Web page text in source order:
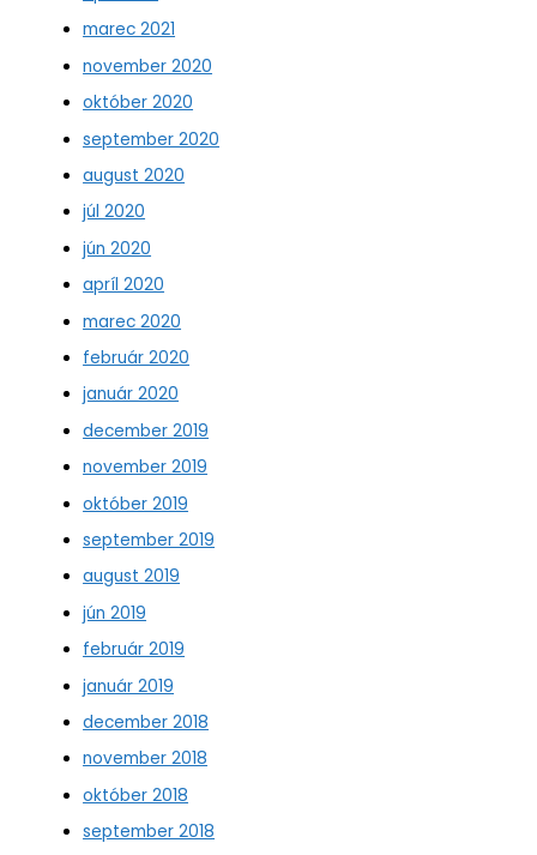
marec 2021
november 2020
október 2020
september 2020
august 2020
júl 2020
jún 2020
apríl 2020
marec 2020
február 2020
január 2020
december 2019
november 2019
október 2019
september 2019
august 2019
jún 2019
február 2019
január 2019
december 2018
november 2018
október 2018
september 2018